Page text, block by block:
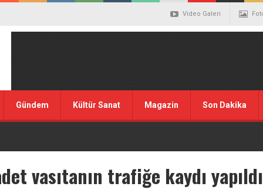
Video Galeri
Gündem Kültür Sanat Magazin Son Dakika
vasıtanın trafiğe kaydı yapıldı